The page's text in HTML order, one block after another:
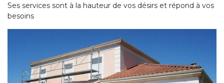
Ses services sont à la hauteur de vos désirs et répond à vos
besoins